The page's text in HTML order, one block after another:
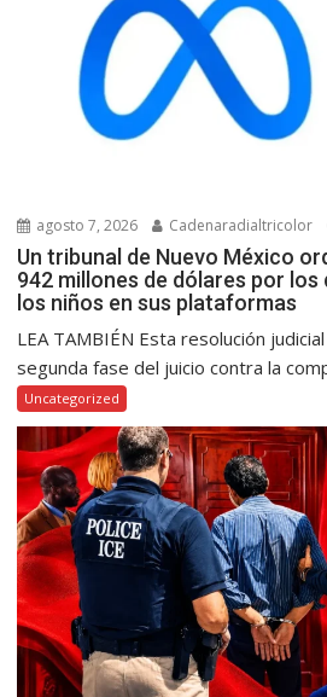
agosto 7, 2026 Cadenaradialtricolor
Un tribunal de Nuevo México
942 millones de dólares por los
los niños en sus plataformas
LEA TAMBIÉN Esta resolución
segunda fase del juicio contra la
Uncategorized